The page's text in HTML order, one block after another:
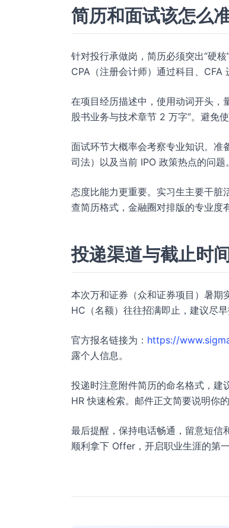
简历和面试该怎么
针对投行承做岗，简历必须突出“硬
CPA（注册会计师）通过科目、CFA
在项目经历描述中，使用动词开头，
股书业务与技术章节 2 万字”。避免使
面试环节大概率会考察专业知识。准
司法）以及当前 IPO 政策热点的问题
态度比能力更重要。实习生主要干脏
查简历格式，金融圈对排版的专业度
投递渠道与截止时
本次万和证券（众和证券项目）暑期
HC（名额）往往招满即止，建议尽早
官方报名链接为： https://
露个人信息。
投递时注意附件简历的命名格式，
HR 快速检索。邮件正文简要说明你
最后提醒，保持电话畅通，留意短信
顺利拿下 Offer，开启职业生涯的第